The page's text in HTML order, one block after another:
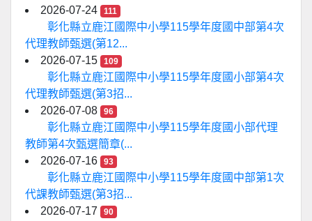
2026-07-24
111
彰化縣立鹿江國際中小學115學年度國中部第4次
代理教師甄選(第12...
2026-07-15
109
彰化縣立鹿江國際中小學115學年度國小部第4次
代理教師甄選(第3招...
2026-07-08
96
彰化縣立鹿江國際中小學115學年度國小部代理
教師第4次甄選簡章(...
2026-07-16
93
彰化縣立鹿江國際中小學115學年度國中部第1次
代課教師甄選(第3招...
2026-07-17
90